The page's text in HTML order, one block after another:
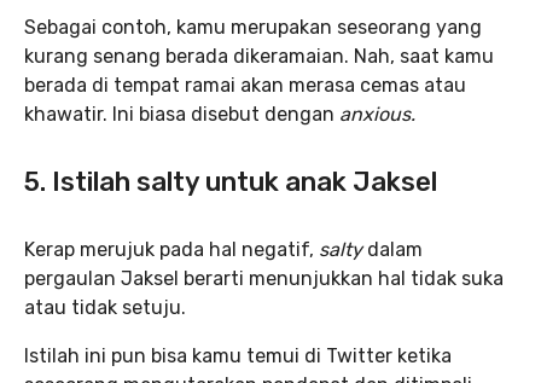
Sebagai contoh, kamu merupakan seseorang yang
kurang senang berada dikeramaian. Nah, saat kamu
berada di tempat ramai akan merasa cemas atau
khawatir. Ini biasa disebut dengan anxious.
5. Istilah salty untuk anak Jaksel
Kerap merujuk pada hal negatif, saltydalam
pergaulan Jaksel berarti menunjukkan hal tidak suka
atau tidak setuju.
Istilah ini pun bisa kamu temui di Twitter ketika